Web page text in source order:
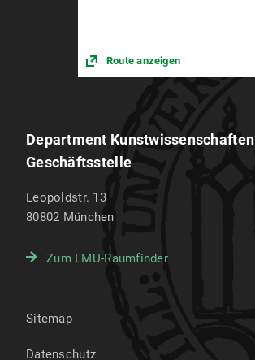
Route anzeigen
Department Kunstwissenschaften
Geschäftsstelle
Leopoldstr. 13
80802 München
Zum LMU-Raumfinder
Sitemap
Datenschutz